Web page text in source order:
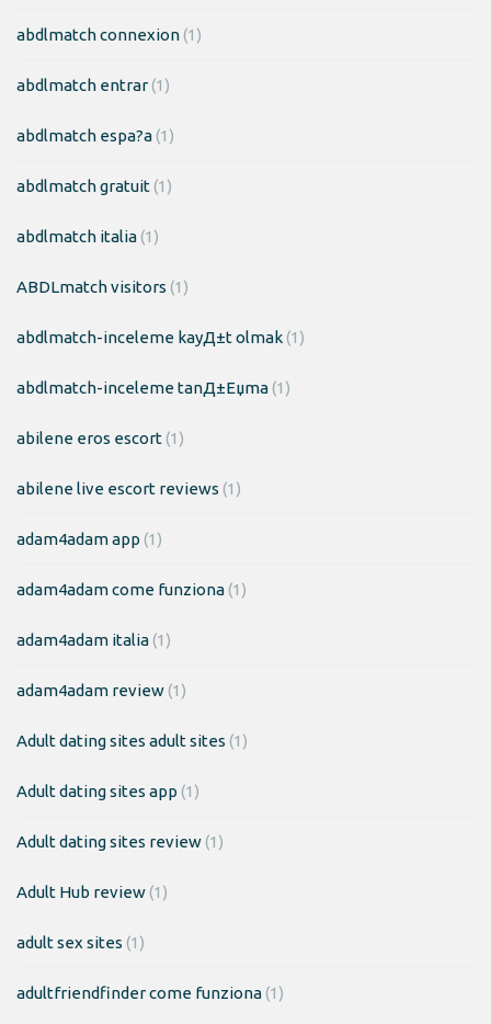
abdlmatch connexion(1)
abdlmatch entrar(1)
abdlmatch espa?a(1)
abdlmatch gratuit(1)
abdlmatch italia(1)
ABDLmatch visitors (1)
abdlmatch-inceleme kayД±t olmak(1)
abdlmatch-inceleme tanД±Еџma(1)
abilene eros escort(1)
abilene live escort reviews (1)
adam4adam app (1)
adam4adam come funziona(1)
adam4adam italia(1)
adam4adam review(1)
Adult dating sites adult sites (1)
Adult dating sites app (1)
Adult dating sites review(1)
Adult Hub review(1)
adult sex sites (1)
adultfriendfinder come funziona(1)